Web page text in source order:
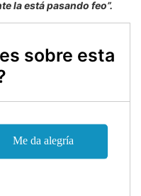
la está pasando feo”.
sobre esta